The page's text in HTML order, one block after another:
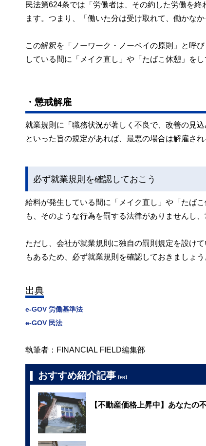
民法第624条では「労働者は、その約した労働を
ます。つまり、「働いた分は受け取れて、働かな
この解釈を「ノーワーク・ノーペイの原則」と呼
している間に「メイク直し」や「たばこ休憩」を
・懲戒解雇
就業規則に「職務状況が著しく不良で、改善の見
といった旨の規定があれば、最悪の場合は解雇され
必ず就業規則を確認しておこう
給料が発生している間に「メイク直し」や「たば
も、そのような行為を罰する法律がありませんし
ただし、会社が就業規則に独自の罰則規定を設け
もあるため、必ず就業規則を確認しておきましょう
出典
e-GOV 労働基準法
e-GOV 民法
執筆者：FINANCIAL FIELD編集部
おすすめ紹介記事 【PR】
【不動産価格上昇中】あなたの